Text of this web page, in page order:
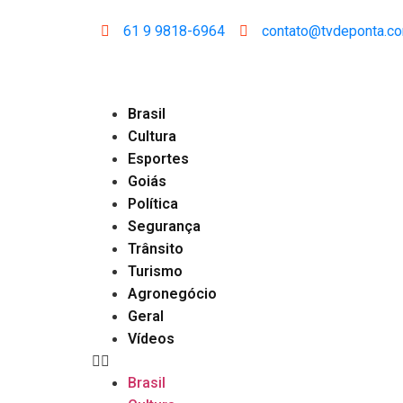
61 9 9818-6964
Brasil
Cultura
Esportes
Goiás
Política
Segurança
Trânsito
Turismo
Agronegócio
Geral
Vídeos
Brasil